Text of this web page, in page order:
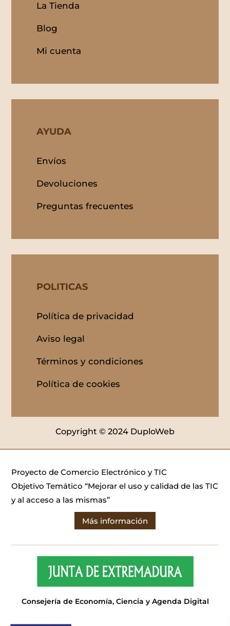
La Tienda
Blog
Mi cuenta
AYUDA
Envíos
Devoluciones
Preguntas frecuentes
POLITICAS
Política de privacidad
Aviso legal
Términos y condiciones
Política de cookies
Copyright © 2024 DuploWeb
Proyecto de Comercio Electrónico y TIC
Objetivo Temático “Mejorar el uso y calidad de las TIC
y al acceso a las mismas”
Más información
Consejería de Economía, Ciencia y Agenda Digital